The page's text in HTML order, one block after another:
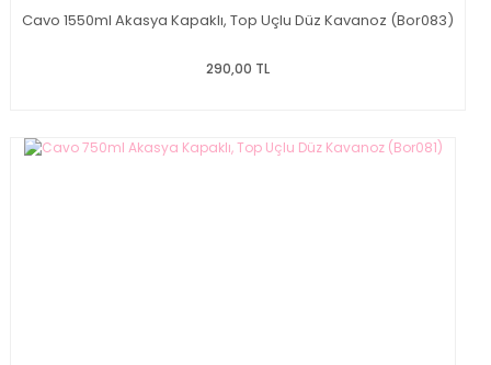
Cavo 1550ml Akasya Kapaklı, Top Uçlu Düz Kavanoz (Bor083)
290,00 TL